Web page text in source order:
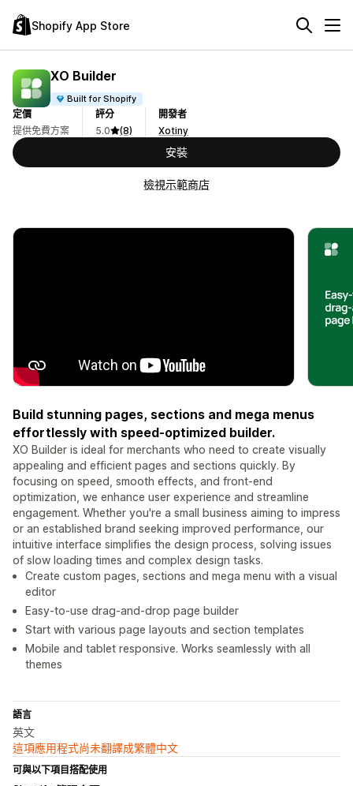
Shopify App Store
XO Builder
Built for Shopify
定價
提供免費方案
評分
5.0
(8)
開發者
Xotiny
安裝
檢視示範商店
Build stunning pages, sections and mega menus
effortlessly with speed-optimized builder.
XO Builder is ideal for merchants who need to create visually
appealing and efficient pages and sections quickly. By
focusing on speed, smooth effects, and front-end
optimization, we enhance user experience and streamline
engagement. Whether you're a small business aiming to impress
or an established brand seeking improved performance, our
intuitive interface simplifies the design process, solving issues
of slow loading times and complex design tasks.
Create custom pages, sections and mega menu with a visual
editor
Easy-to-use drag-and-drop page builder
Start with various page layouts and section templates
Mobile and tablet responsive. Works seamlessly with all
themes
語言
英文
這項應用程式尚未翻譯成繁體中文
可與以下項目搭配使用